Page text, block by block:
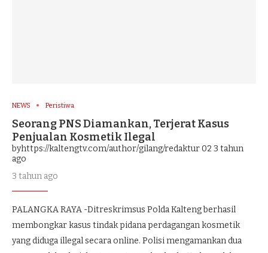
NEWS Peristiwa
Seorang PNS Diamankan, Terjerat Kasus
Penjualan Kosmetik Ilegal
byhttps://kaltengtv.com/author/gilang/redaktur 02 3 tahun
ago
3 tahun ago
PALANGKA RAYA -Ditreskrimsus Polda Kalteng berhasil
membongkar kasus tindak pidana perdagangan kosmetik
yang diduga illegal secara online. Polisi mengamankan dua